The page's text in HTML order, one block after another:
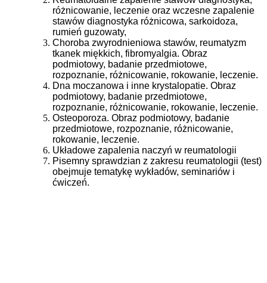
różnicowanie, leczenie oraz wczesne zapalenie
stawów diagnostyka różnicowa, sarkoidoza,
rumień guzowaty,
Choroba zwyrodnieniowa stawów, reumatyzm
tkanek miękkich, fibromyalgia. Obraz
podmiotowy, badanie przedmiotowe,
rozpoznanie, różnicowanie, rokowanie, leczenie.
Dna moczanowa i inne krystalopatie. Obraz
podmiotowy, badanie przedmiotowe,
rozpoznanie, różnicowanie, rokowanie, leczenie.
Osteoporoza. Obraz podmiotowy, badanie
przedmiotowe, rozpoznanie, różnicowanie,
rokowanie, leczenie.
Układowe zapalenia naczyń w reumatologii
Pisemny sprawdzian z zakresu reumatologii (test)
obejmuje tematykę wykładów, seminariów i
ćwiczeń.